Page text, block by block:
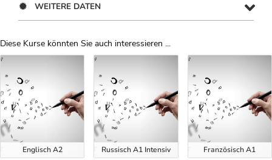
WEITERE DATEN
Diese Kurse könnten Sie auch interessieren ...
Uber Weiterbildungsvorschläge
Englisch A2 Russisch A1 Intensiv Französisch A1